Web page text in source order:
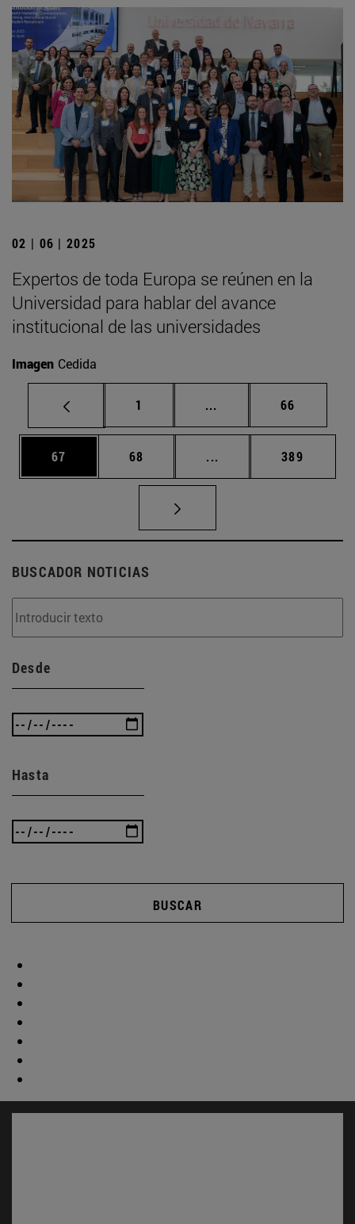
02 | 06 | 2025
Expertos de toda Europa se reúnen en la
Universidad para hablar del avance
institucional de las universidades
Imagen Cedida
Página
1 ... Páginas intermedias
Página
66
Página
67 Página
68 ... Páginas intermedias
Página
389
BUSCADOR NOTICIAS
Desde
Hasta
BUSCAR